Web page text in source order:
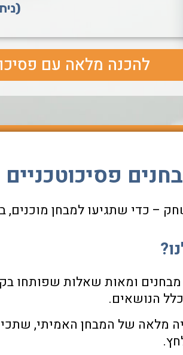
להכנה מלאה עם פסיכולוג
פסיכוטכניים
– כדי שתגיעו למבחן מוכנים,
ומאות שאלות שפותחו
הנושאים.
מלאה של המבחן האמיתי,